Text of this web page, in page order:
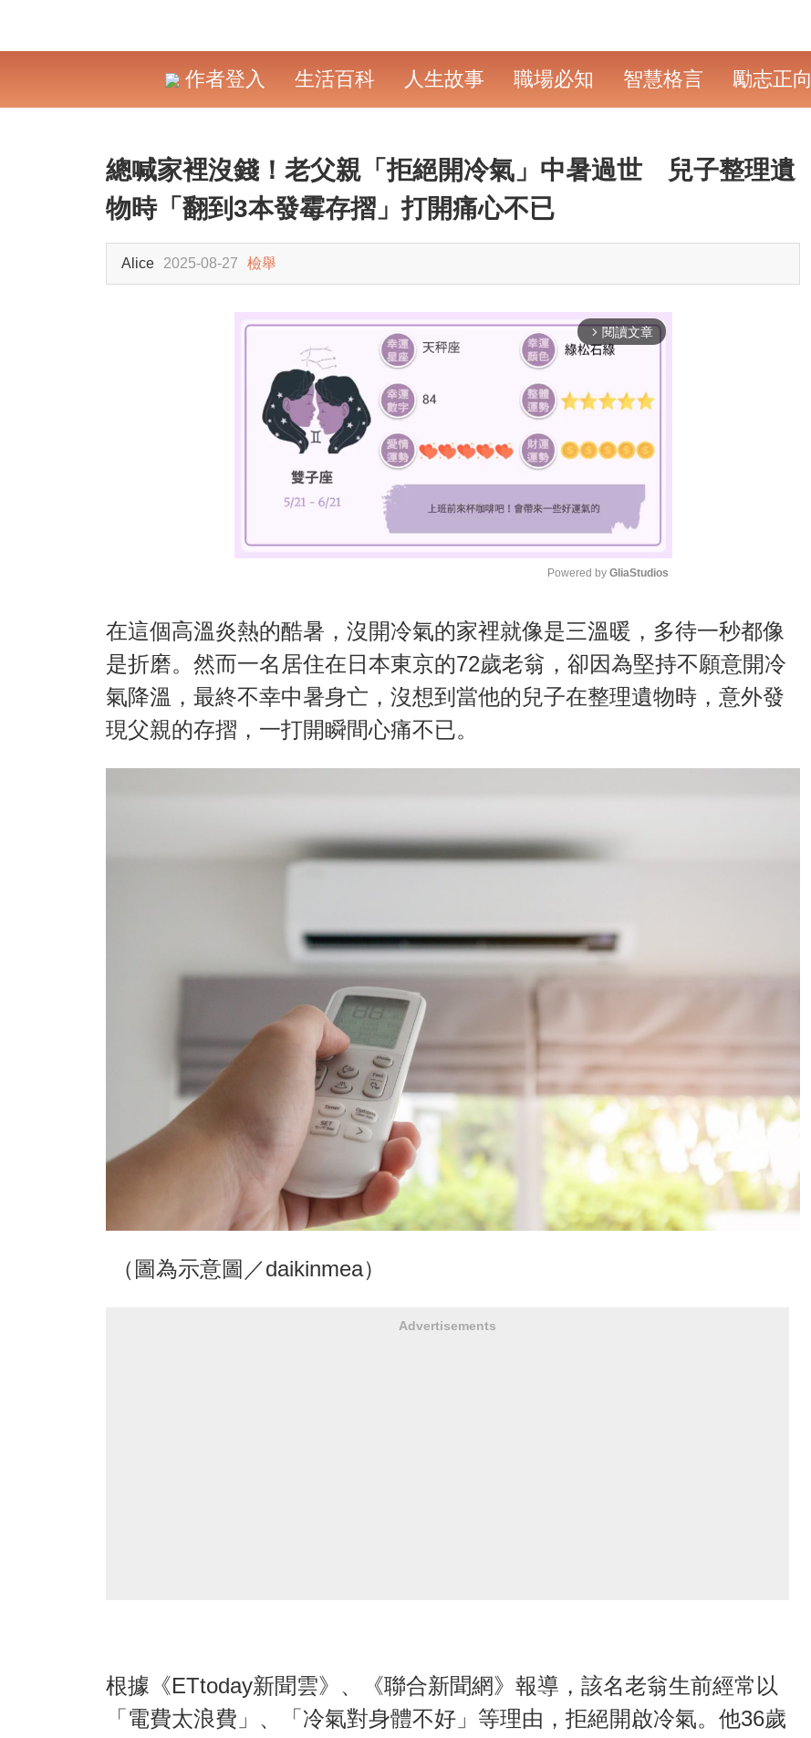
作者登入 生活百科 人生故事 職場必知 智慧格言 勵志正向
總喊家裡沒錢！老父親「拒絕開冷氣」中暑過世 兒子整理遺
物時「翻到3本發霉存摺」打開痛心不已
Alice 2025-08-27 檢舉
arrow_forward_ios 閱讀文章
M
t
e
Powered by GliaStudios
在這個高溫炎熱的酷暑，沒開冷氣的家裡就像是三溫暖，多待一秒都像
是折磨。然而一名居住在日本東京的72歲老翁，卻因為堅持不願意開冷
氣降溫，最終不幸中暑身亡，沒想到當他的兒子在整理遺物時，意外發
現父親的存摺，一打開瞬間心痛不已。
（圖為示意圖／daikinmea）
Advertisements
根據《ETtoday新聞雲》、《聯合新聞網》報導，該名老翁生前經常以
「電費太浪費」、「冷氣對身體不好」等理由，拒絕開啟冷氣。他36歲